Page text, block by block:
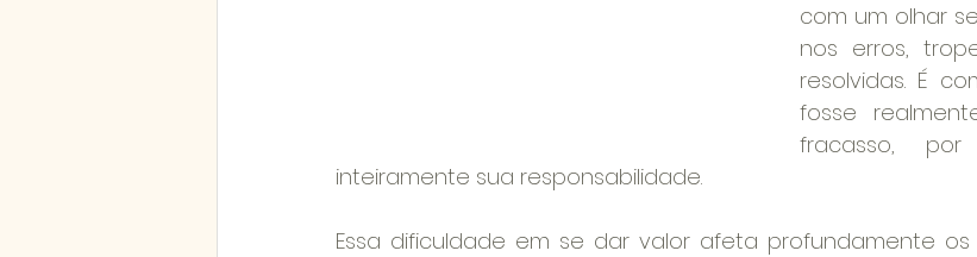
com um olhar
nos erros,
resolvidas. É
fosse
fracasso,
inteiramente sua responsabilidade.
Essa dificuldade em se dar valor afeta profundamente